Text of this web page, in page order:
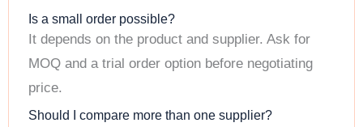
Is a small order possible?
It depends on the product and supplier. Ask for
MOQ and a trial order option before negotiating
price.
Should I compare more than one supplier?